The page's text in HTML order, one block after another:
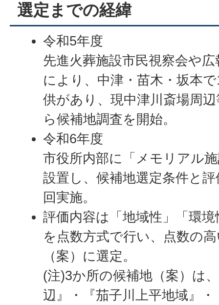
選定までの経緯
令和5年度
先進火葬施設市民視察会や
により、中津・苗木・坂本
供があり、現中津川斎場周
ら候補地調査を開始。
令和6年度
市役所内部に「メモリアル
設置し、候補地選定条件と
回実施。
評価内容は「地域性」「環
を点数方式で行い、点数の
（案）に選定。
(注)3か所の候補地（案）は
辺』・『茄子川上平地域』